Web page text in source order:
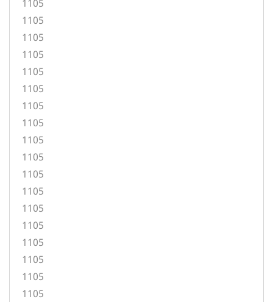
1105
1105
1105
1105
1105
1105
1105
1105
1105
1105
1105
1105
1105
1105
1105
1105
1105
1105